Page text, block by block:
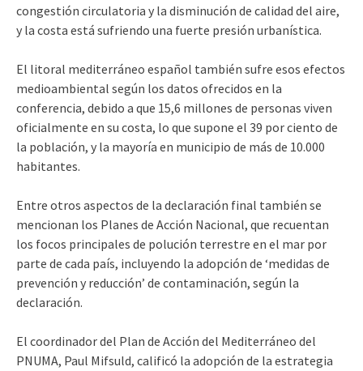
congestión circulatoria y la disminución de calidad del aire,
y la costa está sufriendo una fuerte presión urbanística.
El litoral mediterráneo español también sufre esos efectos
medioambiental según los datos ofrecidos en la
conferencia, debido a que 15,6 millones de personas viven
oficialmente en su costa, lo que supone el 39 por ciento de
la población, y la mayoría en municipio de más de 10.000
habitantes.
Entre otros aspectos de la declaración final también se
mencionan los Planes de Acción Nacional, que recuentan
los focos principales de polución terrestre en el mar por
parte de cada país, incluyendo la adopción de ‘medidas de
prevención y reducción’ de contaminación, según la
declaración.
El coordinador del Plan de Acción del Mediterráneo del
PNUMA, Paul Mifsuld, calificó la adopción de la estrategia